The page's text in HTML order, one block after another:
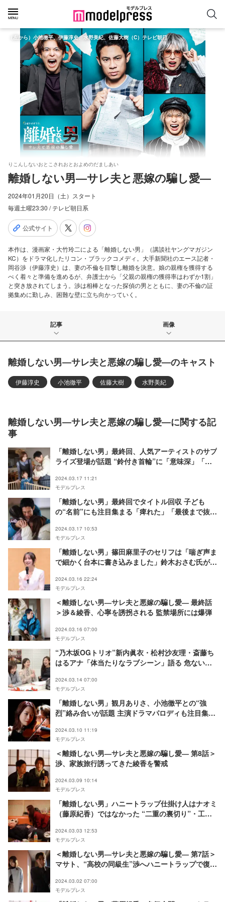
（左から）小池徹平、伊藤淳史、水野美紀、佐藤大樹（C）テレビ朝日
りこんしないおとこされおとおよめのだましあい
離婚しない男―サレ夫と悪嫁の騙し愛―
2024年01月20日（土）スタート
毎週土曜23:30 / テレビ朝日系
公式サイト
本作は、漫画家・大竹玲二による「離婚しない男」（講談社ヤングマガジン
KC）をドラマ化したリコン・ブラックコメディ。大手新聞社のエース記者・
岡谷渉（伊藤淳史）は、妻の不倫を目撃し離婚を決意。娘の親権を獲得する
べく着々と準備を進めるが、弁護士から「父親の親権の獲得率はわずか1割」
と突き放されてしまう。渉は相棒となった探偵の男とともに、妻の不倫の証
拠集めに勤しみ、困難な壁に立ち向かっていく。
記事 画像
離婚しない男―サレ夫と悪嫁の騙し愛―のキャスト
伊藤淳史 小池徹平 佐藤大樹 水野美紀
離婚しない男―サレ夫と悪嫁の騙し愛―に関する記
事
「離婚しない男」最終回、人気アーティストのサプ
ライズ登場が話題 “鈴付き首輪”に「意味深」「ま
2024.03.17 11:21
モデルプレス
「離婚しない男」最終回でタイトル回収 子ども
の“名前”にも注目集まる「痺れた」「最後まで抜か
2024.03.17 10:53
モデルプレス
「離婚しない男」篠田麻里子のセリフは「喘ぎ声ま
で細かく台本に書き込みました」鈴木おさむ氏が明
2024.03.16 22:24
モデルプレス
＜離婚しない男―サレ夫と悪嫁の騙し愛― 最終話
＞渉＆綾香、心寧を誘拐される 監禁場所には爆弾
2024.03.16 07:00
モデルプレス
“乃木坂OGトリオ”新内眞衣・松村沙友理・斎藤ち
はるアナ「体当たりなラブシーン」語る 危ないト
2024.03.14 07:00
モデルプレス
「離婚しない男」観月ありさ、小池徹平との“強
烈”絡み合いが話題 主演ドラマパロディも注目集ま
2024.03.10 11:19
モデルプレス
＜離婚しない男―サレ夫と悪嫁の騙し愛― 第8話＞
渉、家族旅行誘ってきた綾香を警戒
2024.03.09 10:14
モデルプレス
「離婚しない男」ハニートラップ仕掛け人はナオミ
（藤原紀香）ではなかった “二重の裏切り”・工作
2024.03.03 12:53
モデルプレス
＜離婚しない男―サレ夫と悪嫁の騙し愛― 第7話＞
マサト、“高校の同級生”渉へハニートラップで復讐
2024.03.02 07:00
モデルプレス